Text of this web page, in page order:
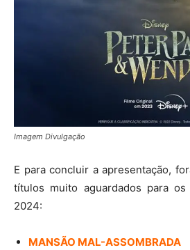
Imagem Divulgação
E para concluir a apresentação,
títulos muito aguardados para
2024:
MANSÃO MAL-ASSOMBRADA